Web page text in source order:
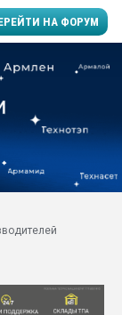
НА ФОРУМ
план в
пластмасс
ситуацией на
Продам отходы
и АБС-